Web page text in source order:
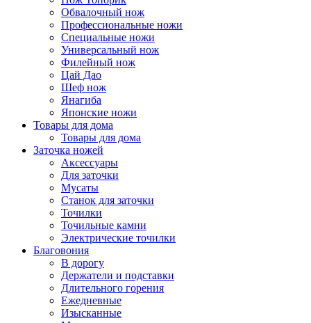
Обвалочный нож
Профессиональные ножи
Специальные ножи
Универсальный нож
Филейный нож
Цай Дао
Шеф нож
Янагиба
Японские ножи
Товары для дома
Товары для дома
Заточка ножей
Аксессуары
Для заточки
Мусаты
Станок для заточки
Точилки
Точильные камни
Электрические точилки
Благовония
В дорогу
Держатели и подставки
Длительного горения
Ежедневные
Изысканные